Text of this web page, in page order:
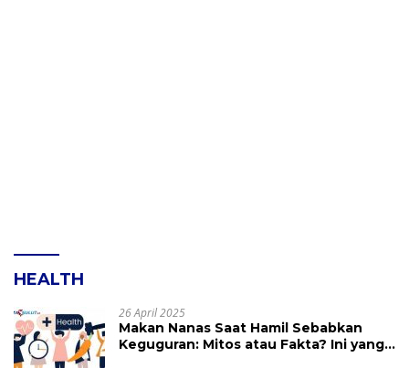
HEALTH
26 April 2025
Makan Nanas Saat Hamil Sebabkan
Keguguran: Mitos atau Fakta? Ini yang